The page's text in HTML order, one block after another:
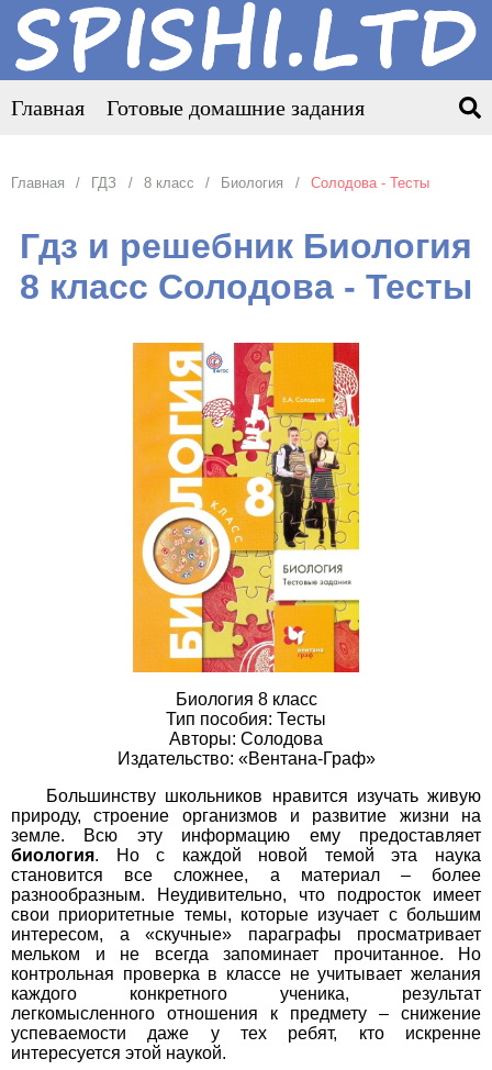
Главная Готовые домашние задания
Главная ГДЗ 8 класс Биология Солодова - Тесты
Гдз и решебник Биология
8 класс Солодова - Тесты
Биология 8 класс
Тип пособия: Тесты
Авторы: Солодова
Издательство: «Вентана-Граф»
Большинству школьников нравится изучать живую
природу, строение организмов и развитие жизни на
земле. Всю эту информацию ему предоставляет
биология. Но с каждой новой темой эта наука
становится все сложнее, а материал – более
разнообразным. Неудивительно, что подросток имеет
свои приоритетные темы, которые изучает с большим
интересом, а «скучные» параграфы просматривает
мельком и не всегда запоминает прочитанное. Но
контрольная проверка в классе не учитывает желания
каждого конкретного ученика, результат
легкомысленного отношения к предмету – снижение
успеваемости даже у тех ребят, кто искренне
интересуется этой наукой.